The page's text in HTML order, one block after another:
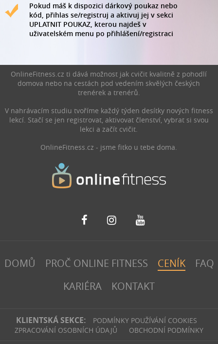
Pokud máš k dispozici dárkový poukaz nebo
kód, přihlas se/registruj a aktivuj jej v sekci
UPLATNIT POUKAZ, kterou najdeš v
uživatelském menu po přihlášení/registraci
OnlineFitness.cz ti dává možnost jak cvičit kvalitně z pohodlí
domova nebo na cestách pod vedením skvělých českých
trenérek a trenérů.
V nahrávacím studiu tvoříme každý týden desítky nových fitness
lekcí. Stačí se jen registrovat, aktivovat členství, vybrat si svou
lekci a začít cvičit.
OnlineFitness.cz - jsme fitko u tebe doma.
DOMŮ PROČ ONLINE FITNESS CENÍK
FAQ
KARIÉRA
KONTAKT
KLIENTSKÁ SEKCE:
PODMÍNKY POUŽÍVÁNÍ COOKIES
ZPRACOVÁNÍ OSOBNÍCH ÚDAJŮ
OBCHODNÍ PODMÍNKY